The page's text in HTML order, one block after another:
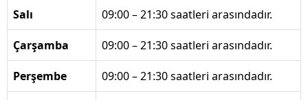
Salı 09:00 – 21:30 saatleri arasındadır.
Çarşamba 09:00 – 21:30 saatleri arasındadır.
Perşembe 09:00 – 21:30 saatleri arasındadır.